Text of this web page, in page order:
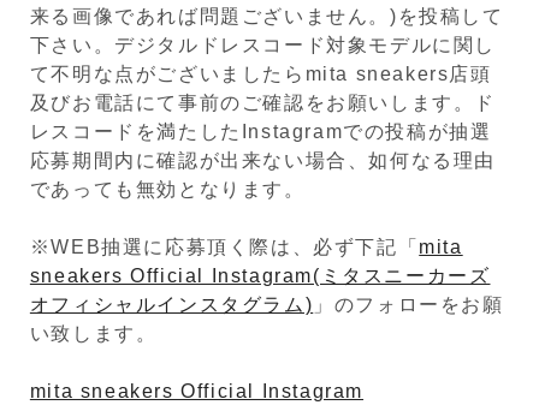
来る画像であれば問題ございません。)を投稿して
下さい。デジタルドレスコード対象モデルに関し
て不明な点がございましたらmita sneakers店頭
及びお電話にて事前のご確認をお願いします。ド
レスコードを満たしたInstagramでの投稿が抽選
応募期間内に確認が出来ない場合、如何なる理由
であっても無効となります。
※WEB抽選に応募頂く際は、必ず下記「 mita
sneakers Official Instagram(ミタスニーカーズ
オフィシャルインスタグラム) 」のフォローをお願
い致します。
mita sneakers Official Instagram